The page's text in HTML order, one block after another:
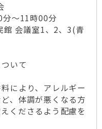
分～11時00分
館 会議室1、2、3(青
いて
により、アレルギー
、体調が悪くなる方
くださるよう配慮を